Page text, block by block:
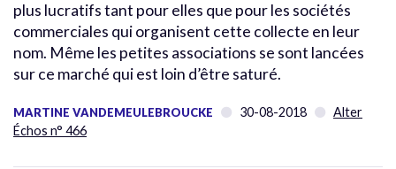
plus lucratifs tant pour elles que pour les sociétés
commerciales qui organisent cette collecte en leur
nom. Même les petites associations se sont lancées
sur ce marché qui est loin d’être saturé.
MARTINE VANDEMEULEBROUCKE 30-08-2018
Alter
Échos n° 466